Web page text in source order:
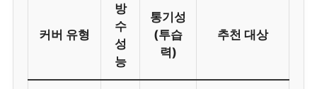
커버 유형
방
수
성
능
통기성
(투습
력)
추천 대상